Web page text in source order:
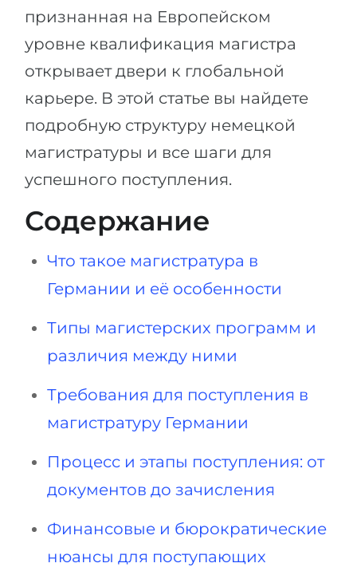
КАРЬЕРНОЕ ОРИЕНТИРОВАНИЕ
Тест Голланда
Тест Карта Интересов
Тест RIASEC
Успех на
100%
Наши студенты успешно поступают
КОНСУЛЬТАЦИЯ!
Другая специальность
ПОСТУПАЕМ ИЗ...
Россия
Украина
Казахстан
Азербайджан
Беларусь
ЗАПИСАТЬСЯ НА КОНСУЛЬТАЦИЮ
признанная на Европейском
уровне квалификация магистра
открывает двери к глобальной
карьере. В этой статье вы найдете
подробную структуру немецкой
магистратуры и все шаги для
успешного поступления.
Содержание
Что такое магистратура в
Германии и её особенности
Типы магистерских программ и
различия между ними
Требования для поступления в
магистратуру Германии
Процесс и этапы поступления: от
документов до зачисления
Финансовые и бюрократические
нюансы для поступающих